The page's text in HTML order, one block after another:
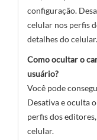
configuração.
celular nos perfis
detalhes do celular.
Como ocultar o
usuário?
Você pode
Desativa e oculta
perfis dos
celular.